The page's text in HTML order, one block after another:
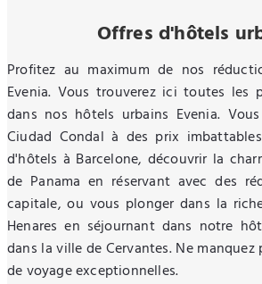
Offres d'hôtels
Profitez au maximum de nos
Evenia. Vous trouverez ici toutes les
dans nos hôtels urbains Evenia.
Ciudad Condal à des prix
d'hôtels à Barcelone, découvrir la
de Panama en réservant avec des
capitale, ou vous plonger dans la
Henares en séjournant dans notre
dans la ville de Cervantes. Ne
de voyage exceptionnelles.